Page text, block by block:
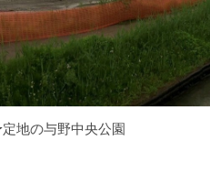
地の与野中央公園